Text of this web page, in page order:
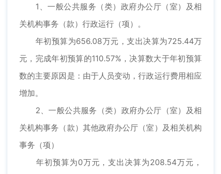
1、一般公共服务（类）政府办公厅（室）及相
关机构事务（款）行政运行（项）。
年初预算为656.08万元，支出决算为725.44万
元，完成年初预算的110.57%，决算数大于年初预算
数的主要原因是：由于人员变动，行政运行费用相应
增加。
2、一般公共服务（类）政府办公厅（室）及相
关机构事务（款）其他政府办公厅（室）及相关机构
事务（项）
年初预算为0万元，支出决算为208.54万元，